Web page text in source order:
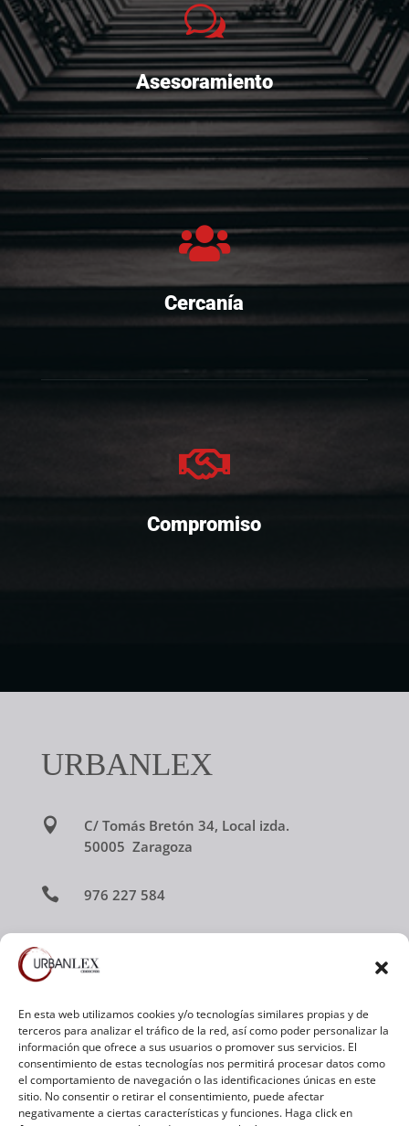
En esta web utilizamos cookies y/o tecnologías similares propias y de
terceros para analizar el tráfico de la red, así como poder personalizar la
información que ofrece a sus usuarios o promover sus servicios. El
consentimiento de estas tecnologías nos permitirá procesar datos como
el comportamiento de navegación o las identificaciones únicas en este
sitio. No consentir o retirar el consentimiento, puede afectar
negativamente a ciertas características y funciones. Haga click en
w
Asesoramiento

Cercanía

Compromiso
URBANLEX

C/ Tomás Bretón 34, Local izda.
50005 Zaragoza
 976 227 584
50100 La Almunia de Doña Godina
(Zaragoza)
 976 812 796